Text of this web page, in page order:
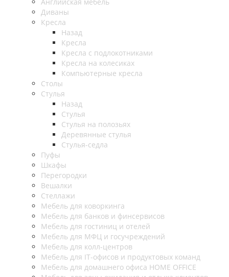
Диваны
Кресла
Назад
Кресла
Кресла с подлокотниками
Кресла на колесиках
Компьютерные кресла
Столы
Стулья
Назад
Стулья
Стулья на полозьях
Деревянные стулья
Стулья-седла
Пуфы
Шкафы
Перегородки
Вешалки
Стеллажи
Мебель для коворкинга
Мебель для банков и финсервисов
Мебель для гостиниц и отелей
Мебель для МФЦ и госучреждений
Мебель для колл-центров
Мебель для IT-офисов и продуктовых команд
Мебель для домашнего офиса HOME OFFICE